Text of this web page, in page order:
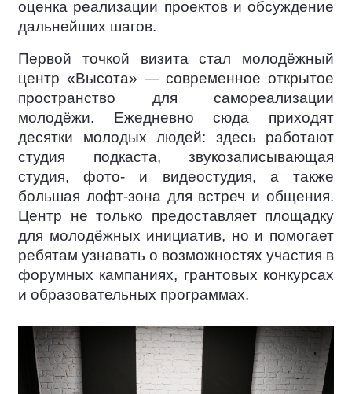
оценка реализации проектов и обсуждение
дальнейших шагов.
Первой точкой визита стал молодёжный
центр «Высота» — современное открытое
пространство для самореализации
молодёжи. Ежедневно сюда приходят
десятки молодых людей: здесь работают
студия подкаста, звукозаписывающая
студия, фото- и видеостудия, а также
большая лофт-зона для встреч и общения.
Центр не только предоставляет площадку
для молодёжных инициатив, но и помогает
ребятам узнавать о возможностях участия в
форумных кампаниях, грантовых конкурсах
и образовательных программах.